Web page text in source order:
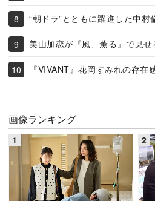
“朝ドラ”とともに躍進した中村
美山加恋が『風、薫る』で見せ
『VIVANT』花岡すみれの存在
画像ランキング